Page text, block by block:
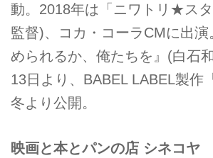
動。2018年は「ニワトリ★ス
監督)、コカ・コーラCMに出演
められるか、俺たちを』(白石
13日より、BABEL LABEL製作
冬より公開。
映画と本とパンの店 シネコヤ